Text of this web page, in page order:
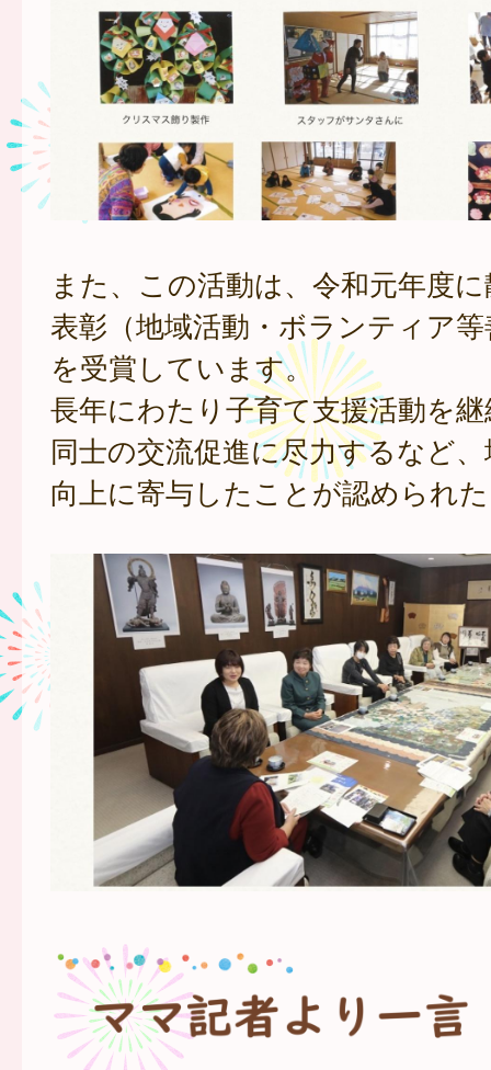
また、この活動は、令和元年度
表彰（地域活動・ボランティア
を受賞しています。
長年にわたり子育て支援活動を
同士の交流促進に尽力するなど
向上に寄与したことが認められ